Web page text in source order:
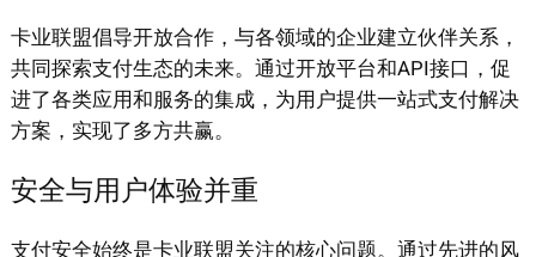
卡业联盟倡导开放合作，与各领域的企业建立伙伴关系，
共同探索支付生态的未来。通过开放平台和API接口，促
进了各类应用和服务的集成，为用户提供一站式支付解决
方案，实现了多方共赢。
安全与用户体验并重
支付安全始终是卡业联盟关注的核心问题。通过先进的风